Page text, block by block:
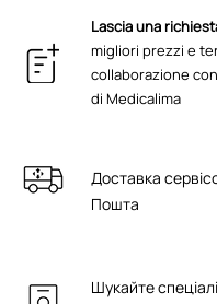
incrociato di alchil-
AC Prepeptide PF
Myocept, Ialuronato di
Zinco C, Rame C, Argento
Lascia una
migliori prezzi e
collaborazione
di Medicalima
Доставка
Пошта
Шукайте